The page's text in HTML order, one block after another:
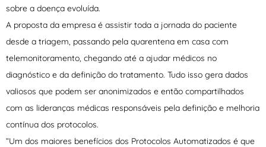
sobre a doença evoluída.
A proposta da empresa é assistir toda a jornada do paciente
desde a triagem, passando pela quarentena em casa com
telemonitoramento, chegando até a ajudar médicos no
diagnóstico e da definição do tratamento. Tudo isso gera dados
valiosos que podem ser anonimizados e então compartilhados
com as lideranças médicas responsáveis pela definição e melhoria
contínua dos protocolos.
“Um dos maiores benefícios dos Protocolos Automatizados é que